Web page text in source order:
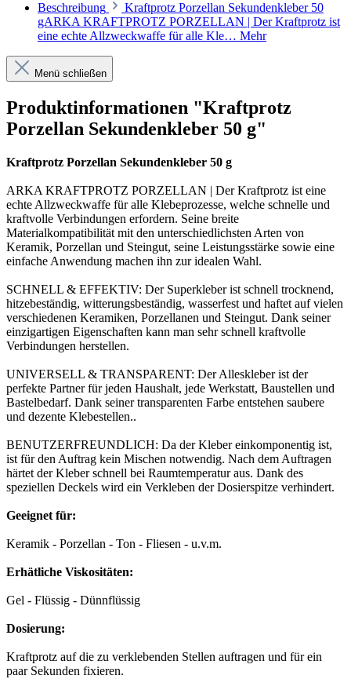
Beschreibung
Kraftprotz Porzellan Sekundenkleber 50
gARKA KRAFTPROTZ PORZELLAN | Der Kraftprotz ist
eine echte Allzweckwaffe für alle Kle… Mehr
Menü schließen
Produktinformationen "Kraftprotz
Porzellan Sekundenkleber 50 g"
Kraftprotz Porzellan Sekundenkleber 50 g
ARKA KRAFTPROTZ PORZELLAN | Der Kraftprotz ist eine
echte Allzweckwaffe für alle Klebeprozesse, welche schnelle und
kraftvolle Verbindungen erfordern. Seine breite
Materialkompatibilität mit den unterschiedlichsten Arten von
Keramik, Porzellan und Steingut, seine Leistungsstärke sowie eine
einfache Anwendung machen ihn zur idealen Wahl.
SCHNELL & EFFEKTIV: Der Superkleber ist schnell trocknend,
hitzebeständig, witterungsbeständig, wasserfest und haftet auf vielen
verschiedenen Keramiken, Porzellanen und Steingut. Dank seiner
einzigartigen Eigenschaften kann man sehr schnell kraftvolle
Verbindungen herstellen.
UNIVERSELL & TRANSPARENT: Der Alleskleber ist der
perfekte Partner für jeden Haushalt, jede Werkstatt, Baustellen und
Bastelbedarf. Dank seiner transparenten Farbe entstehen saubere
und dezente Klebestellen..
BENUTZERFREUNDLICH: Da der Kleber einkomponentig ist,
ist für den Auftrag kein Mischen notwendig. Nach dem Auftragen
härtet der Kleber schnell bei Raumtemperatur aus. Dank des
speziellen Deckels wird ein Verkleben der Dosierspitze verhindert.
Geeignet für:
Keramik - Porzellan - Ton - Fliesen - u.v.m.
Erhätliche Viskositäten:
Gel - Flüssig - Dünnflüssig
Dosierung:
Kraftprotz auf die zu verklebenden Stellen auftragen und für ein
paar Sekunden fixieren.